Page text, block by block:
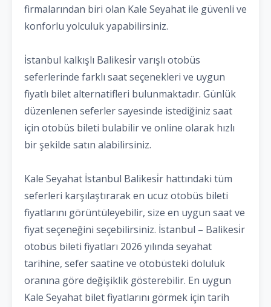
firmalarından biri olan Kale Seyahat ile güvenli ve
konforlu yolculuk yapabilirsiniz.
İstanbul kalkışlı Balikesi̇r varışlı otobüs
seferlerinde farklı saat seçenekleri ve uygun
fiyatlı bilet alternatifleri bulunmaktadır. Günlük
düzenlenen seferler sayesinde istediğiniz saat
için otobüs bileti bulabilir ve online olarak hızlı
bir şekilde satın alabilirsiniz.
Kale Seyahat İstanbul Balikesi̇r hattındaki tüm
seferleri karşılaştırarak en ucuz otobüs bileti
fiyatlarını görüntüleyebilir, size en uygun saat ve
fiyat seçeneğini seçebilirsiniz. İstanbul – Balikesi̇r
otobüs bileti fiyatları 2026 yılında seyahat
tarihine, sefer saatine ve otobüsteki doluluk
oranına göre değişiklik gösterebilir. En uygun
Kale Seyahat bilet fiyatlarını görmek için tarih